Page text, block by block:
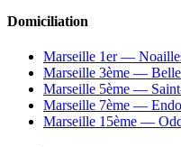
Domiciliation
Marseille 1er —
Marseille 3ème —
Marseille 5ème —
Marseille 7ème —
Marseille 15ème —